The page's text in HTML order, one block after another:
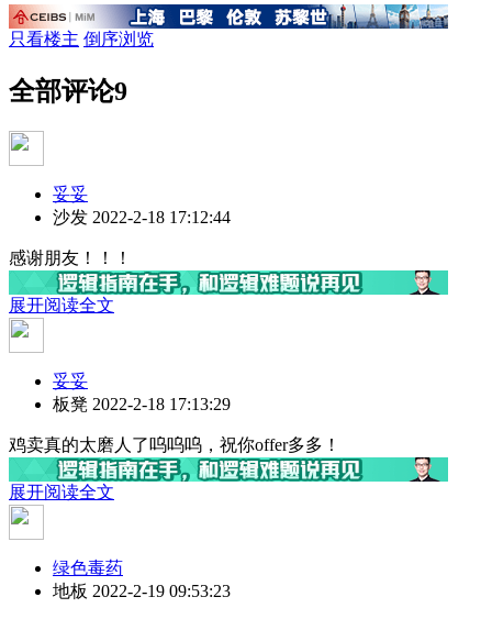
只看楼主 倒序浏览
全部评论9
妥妥
沙发 2022-2-18 17:12:44
感谢朋友！！！
展开阅读全文
妥妥
板凳 2022-2-18 17:13:29
鸡卖真的太磨人了呜呜呜，祝你offer多多！
展开阅读全文
绿色毒药
地板 2022-2-19 09:53:23